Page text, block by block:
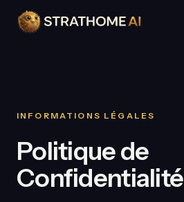
INFORMATIONS LÉGALES
Politique de
Confidentialité